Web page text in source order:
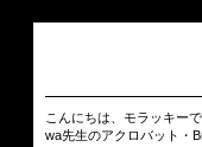
こんにちは、モラッキー
wa先生のアクロバット・